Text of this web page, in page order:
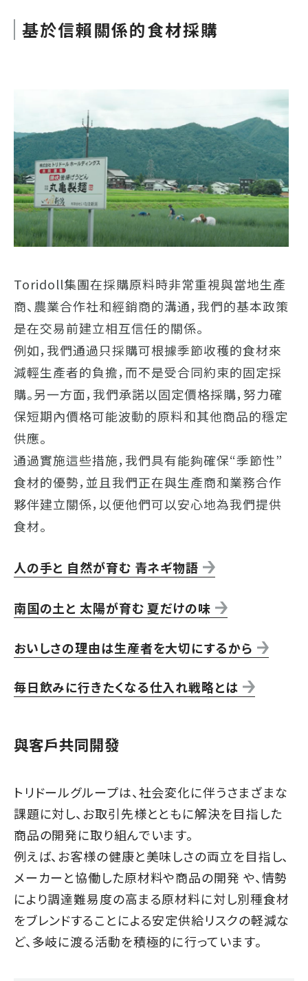
基於信賴關係的食材採購
Toridoll集團在採購原料時非常重視與當地生產
商、農業合作社和經銷商的溝通，我們的基本政策
是在交易前建立相互信任的關係。
例如，我們通過只採購可根據季節收穫的食材來
減輕生產者的負擔，而不是受合同約束的固定採
購。另一方面，我們承諾以固定價格採購，努力確
保短期內價格可能波動的原料和其他商品的穩定
供應。
通過實施這些措施，我們具有能夠確保“季節性”
食材的優勢，並且我們正在與生產商和業務合作
夥伴建立關係，以便他們可以安心地為我們提供
食材。
人の手と 自然が育む 青ネギ物語
南国の土と 太陽が育む 夏だけの味
おいしさの理由は生産者を大切にするから
毎日飲みに行きたくなる仕入れ戦略とは
與客戶共同開發
トリドールグループは、社会変化に伴うさまざまな
課題に対し、お取引先様とともに解決を目指した
商品の開発に取り組んでいます。
例えば、お客様の健康と美味しさの両立を目指し、
メーカーと協働した原材料や商品の開発 や、情勢
により調達難易度の高まる原材料に対し別種食材
をブレンドすることによる安定供給リスクの軽減な
ど、多岐に渡る活動を積極的に行っています。